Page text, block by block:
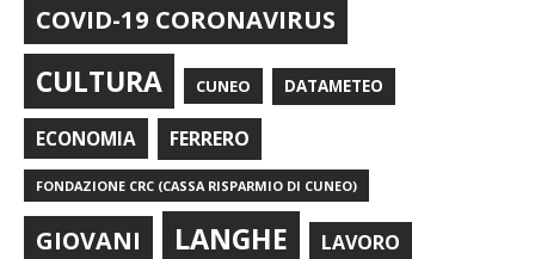
COVID-19 CORONAVIRUS
CULTURA CUNEO DATAMETEO
ECONOMIA FERRERO
FONDAZIONE CRC (CASSA RISPARMIO DI CUNEO)
GIOVANI LANGHE LAVORO